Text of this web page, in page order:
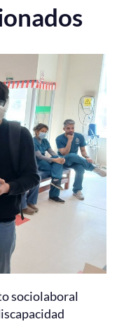
sociolaboral